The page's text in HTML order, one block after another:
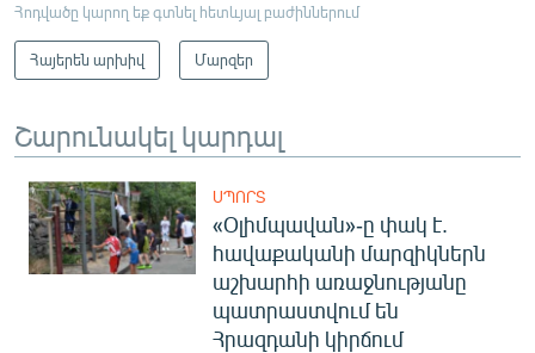
Հոդվածը կարող եք գտնել հետևյալ բաժիններում
Հայերեն արխիվ Մարզեր
Շարունակել կարդալ
ՍՊՈՐՏ
«Օլիմպավան»-ը փակ է.
հավաքականի մարզիկներն
աշխարհի առաջնությանը
պատրաստվում են
Հրազդանի կիրճում